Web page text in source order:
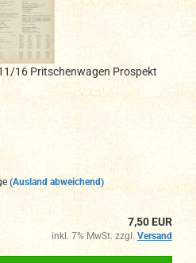
16 Pritschenwagen Prospekt
(Ausland abweichend)
7,50 EUR
inkl. 7% MwSt. zzgl. Versand